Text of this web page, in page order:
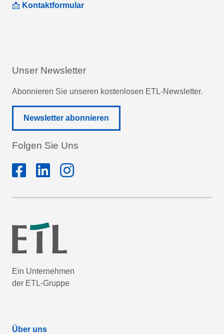
📩 Kontaktformular
Unser Newsletter
Abonnieren Sie unseren kostenlosen ETL-Newsletter.
Newsletter abonnieren
Folgen Sie Uns
Ein Unternehmen
der ETL-Gruppe
Über uns